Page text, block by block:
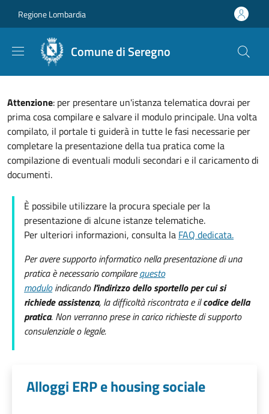
Regione Lombardia
Comune di Seregno
Attenzione: per presentare un'istanza telematica dovrai per
prima cosa compilare e salvare il modulo principale. Una volta
compilato, il portale ti guiderà in tutte le fasi necessarie per
completare la presentazione della tua pratica come la
compilazione di eventuali moduli secondari e il caricamento di
documenti.
È possibile utilizzare la procura speciale per la
presentazione di alcune istanze telematiche.
Per ulteriori informazioni, consulta la FAQ dedicata.
Per avere supporto informatico nella presentazione di una
pratica è necessario compilarequesto
moduloindicandol'indirizzo dello sportello per cui si
richiede assistenza, la difficoltà riscontrata e ilcodice della
pratica. Non verranno prese in carico richieste di supporto
consulenziale o legale.
Alloggi ERP e housing sociale